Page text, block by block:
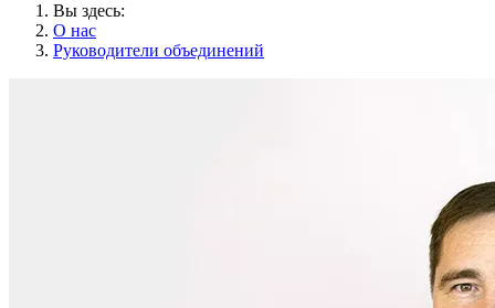
Вы здесь:
О нас
Руководители объединений